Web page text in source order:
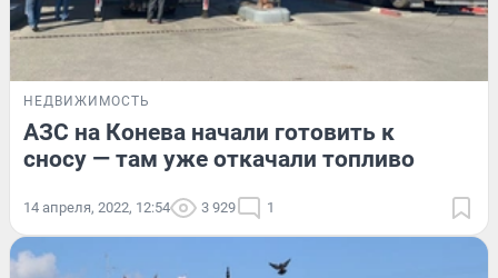
НЕДВИЖИМОСТЬ
АЗС на Конева начали готовить к
сносу — там уже откачали топливо
14 апреля, 2022, 12:54 3 929 1